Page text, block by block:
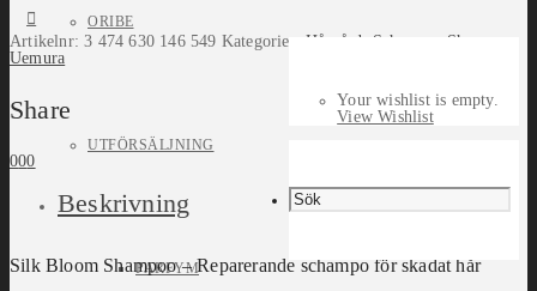
ORIBE
UTFÖRSÄLJNING
PARFYM
Your wishlist is empty.
View Wishlist
Artikelnr:3 474 630 146 549 Kategorier:Hårvård Schampo
Shu
Uemura
Share
000
Beskrivning
Silk Bloom Shampoo – Reparerande schampo för skadat hår